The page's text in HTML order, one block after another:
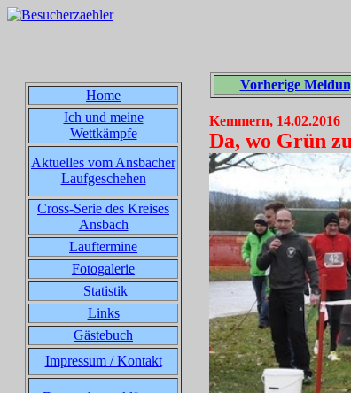
Home
Ich und meine
Wettkämpfe
Aktuelles vom Ansbacher
Laufgeschehen
Cross-Serie des Kreises
Ansbach
Lauftermine
Fotogalerie
Statistik
Links
Gästebuch
Impressum / Kontakt
Vorherige
Kemmern, 14.02.2016
Da, wo Grün